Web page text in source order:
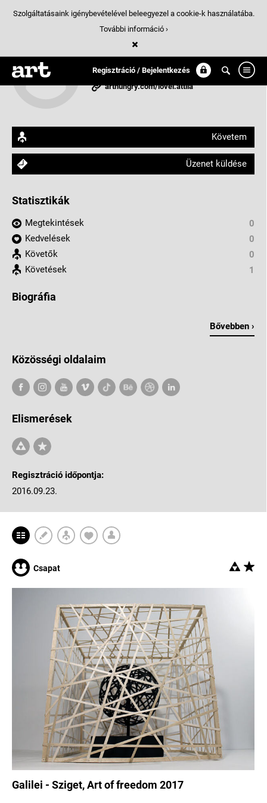
Regisztráció / Bejelentkezés
Lövei Attila
Budapest, Magyarország
arthungry.com/lovei.attila
Követem
Üzenet küldése
Statisztikák
Megtekintések
0
Kedvelések
0
Követők
0
Követések
1
Biográfia
Bővebben ›
Közösségi oldalaim
Elismerések
Regisztráció időpontja:
2016.09.23.
Csapat
Galilei - Sziget, Art of freedom 2017
Szolgáltatásaink igénybevételével beleegyezel a cookie-k használatába.
További információ ›